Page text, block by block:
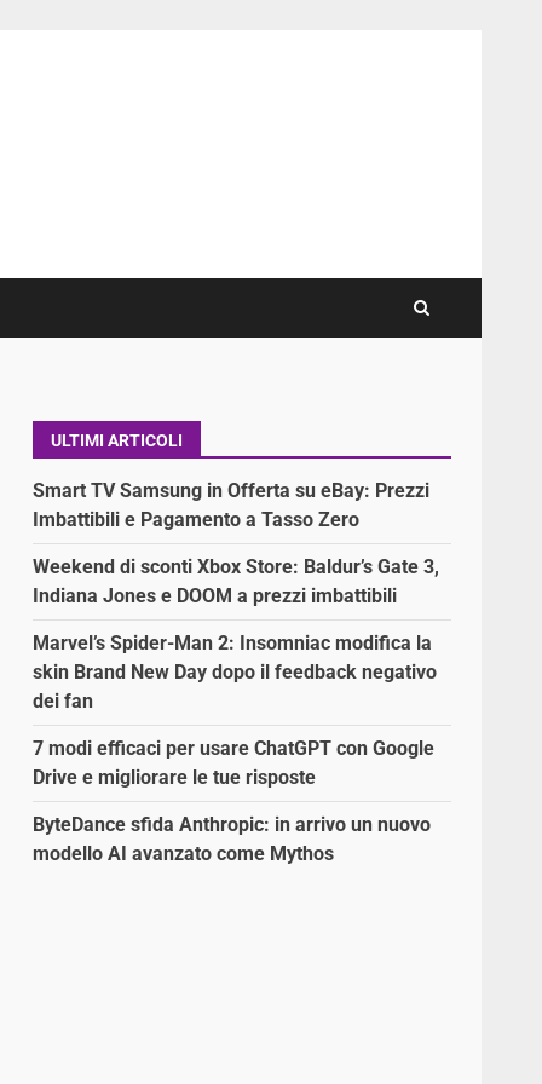
ULTIMI ARTICOLI
Smart TV Samsung in Offerta su eBay: Prezzi
Imbattibili e Pagamento a Tasso Zero
Weekend di sconti Xbox Store: Baldur’s Gate 3,
Indiana Jones e DOOM a prezzi imbattibili
Marvel’s Spider-Man 2: Insomniac modifica la
skin Brand New Day dopo il feedback negativo
dei fan
7 modi efficaci per usare ChatGPT con Google
Drive e migliorare le tue risposte
ByteDance sfida Anthropic: in arrivo un nuovo
modello AI avanzato come Mythos